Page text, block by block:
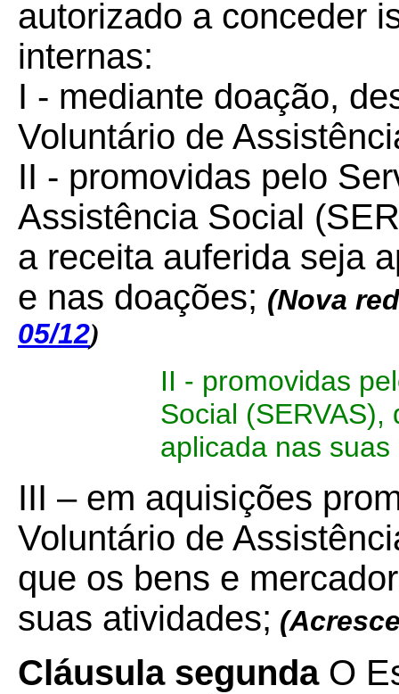
autorizado a conceder
internas:
I - mediante doação,
Voluntário de
II - promovidas pelo
Assistência Social
a receita auferida seja
e nas doações; (Nova
05/12)
II - promovidas
Social
aplicada nas
III – em aquisições
Voluntário de
que os bens e
suas atividades; (
Cláusula segundaO